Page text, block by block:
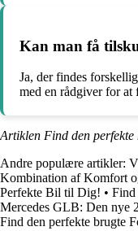
Kan man få
Ja, der findes
med en rådgiver for at
Artiklen Find den
Andre populære artikler:
Kombination af Komfort
Perfekte Bil til Dig! • Find
Mercedes GLB: Den
Find den perfekte brugte